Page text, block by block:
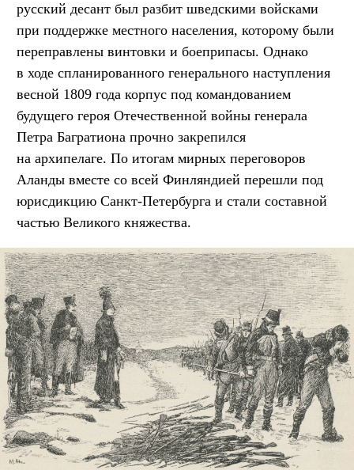
русский десант был разбит шведскими войсками
при поддержке местного населения, которому были
переправлены винтовки и боеприпасы. Однако
в ходе спланированного генерального наступления
весной 1809 года корпус под командованием
будущего героя Отечественной войны генерала
Петра Багратиона прочно закрепился
на архипелаге. По итогам мирных переговоров
Аланды вместе со всей Финляндией перешли под
юрисдикцию Санкт-Петербурга и стали составной
частью Великого княжества.